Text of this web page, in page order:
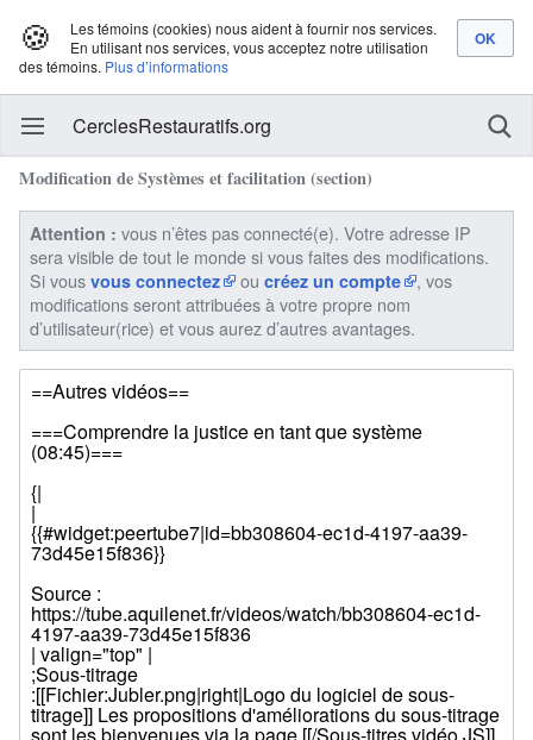
🍪
Les témoins (cookies) nous aident à fournir nos services.
En utilisant nos services, vous acceptez notre utilisation
des témoins. Plus d’informations
CerclesRestauratifs.org
Modification de Systèmes et facilitation (section)
Attention : vous n’êtes pas connecté(e). Votre adresse IP
sera visible de tout le monde si vous faites des modifications.
Si vous vous connectez ou créez un compte
, vos
modifications seront attribuées à votre propre nom
d’utilisateur(rice) et vous aurez d’autres avantages.